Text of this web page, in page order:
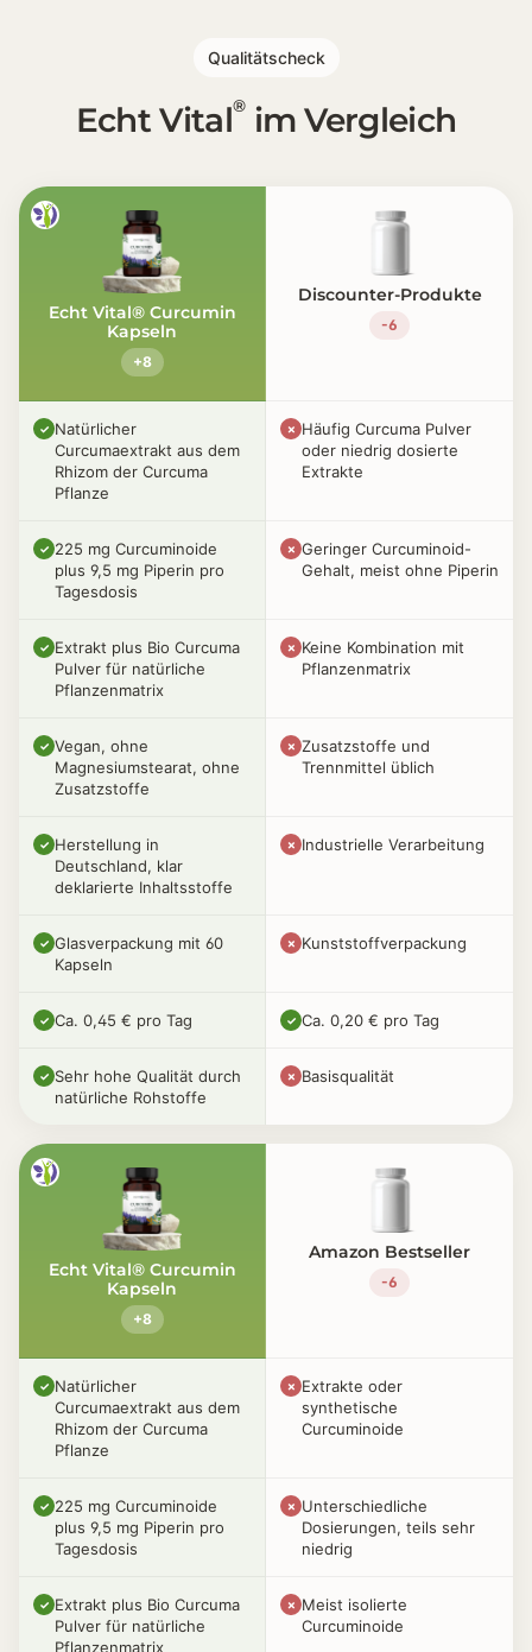
Qualitätscheck
Echt Vital®im Vergleich
Echt Vital® Curcumin
Kapseln
+8
Discounter-Produkte
-6
✓ Natürlicher
Curcumaextrakt aus dem
Rhizom der Curcuma
Pflanze
✗ Häufig Curcuma Pulver
oder niedrig dosierte
Extrakte
✓ 225 mg Curcuminoide
plus 9,5 mg Piperin pro
Tagesdosis
✗ Geringer Curcuminoid-
Gehalt, meist ohne Piperin
✓ Extrakt plus Bio Curcuma
Pulver für natürliche
Pflanzenmatrix
✗ Keine Kombination mit
Pflanzenmatrix
✓ Vegan, ohne
Magnesiumstearat, ohne
Zusatzstoffe
✗ Zusatzstoffe und
Trennmittel üblich
✓ Herstellung in
Deutschland, klar
deklarierte Inhaltsstoffe
✗ Industrielle Verarbeitung
✓ Glasverpackung mit 60
Kapseln
✗ Kunststoffverpackung
✓ Ca. 0,45 € pro Tag ✓ Ca. 0,20 € pro Tag
✓ Sehr hohe Qualität durch
natürliche Rohstoffe
✗ Basisqualität
Echt Vital® Curcumin
Kapseln
+8
Amazon Bestseller
-6
✓ Natürlicher
Curcumaextrakt aus dem
Rhizom der Curcuma
Pflanze
✗ Extrakte oder
synthetische
Curcuminoide
✓ 225 mg Curcuminoide
plus 9,5 mg Piperin pro
Tagesdosis
✗ Unterschiedliche
Dosierungen, teils sehr
niedrig
✓ Extrakt plus Bio Curcuma
Pulver für natürliche
Pflanzenmatrix
✗ Meist isolierte
Curcuminoide